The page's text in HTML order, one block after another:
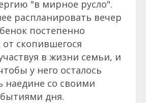
"в мирное русло".
распланировать вечер
постепенно
скопившегося
в жизни семьи, и
у него осталось
наедине со своими
дня.